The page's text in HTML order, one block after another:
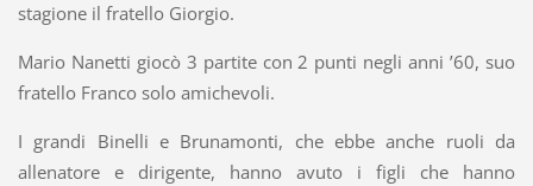
stagione il fratello Giorgio.
Mario Nanetti giocò 3 partite con 2 punti negli anni ’60, suo
fratello Franco solo amichevoli.
I grandi Binelli e Brunamonti, che ebbe anche ruoli da
allenatore e dirigente, hanno avuto i figli che hanno